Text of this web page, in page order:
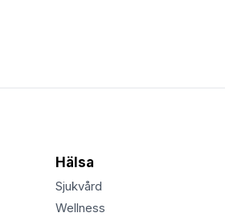
Hälsa
Sjukvård
Wellness